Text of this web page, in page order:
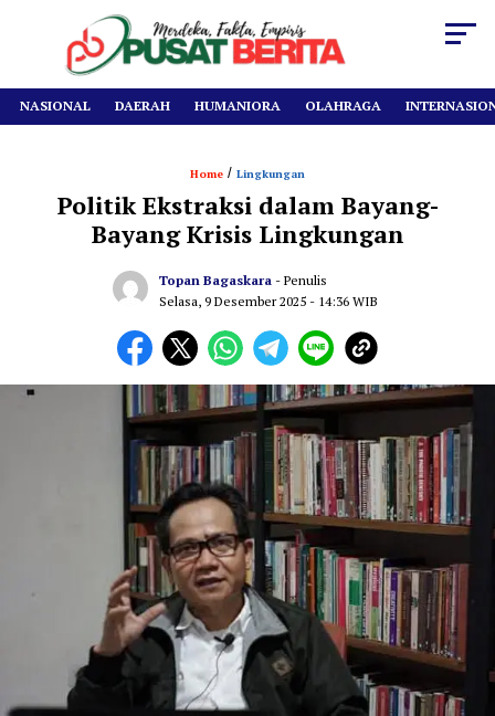
NASIONAL DAERAH HUMANIORA OLAHRAGA
Home / Lingkungan
Politik Ekstraksi dalam Bayang-
Bayang Krisis Lingkungan
Topan Bagaskara - Penulis
Selasa, 9 Desember 2025 - 14:36 WIB